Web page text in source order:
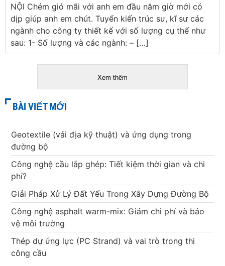
NỘI Chém gió mãi với anh em đầu năm giờ mới có
dịp giúp anh em chút. Tuyển kiến trúc sư, kĩ sư các
ngành cho công ty thiết kế với số lượng cụ thể như
sau: 1- Số lượng và các ngành: – […]
Xem thêm
BÀI VIẾT MỚI
Geotextile (vải địa kỹ thuật) và ứng dụng trong
đường bộ
Công nghệ cầu lắp ghép: Tiết kiệm thời gian và chi
phí?
Giải Pháp Xử Lý Đất Yếu Trong Xây Dựng Đường Bộ
Công nghệ asphalt warm-mix: Giảm chi phí và bảo
vệ môi trường
Thép dự ứng lực (PC Strand) và vai trò trong thi
công cầu